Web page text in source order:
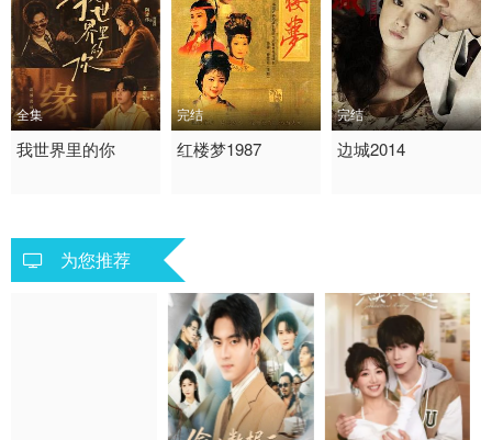
全集
2026 / 中国大陆 /
我世界里的你
完结
1987 / 大陆 / 国语
红楼梦1987
完结
2014 / 大陆 / 国语
边城2014
为您推荐